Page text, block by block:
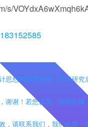
s/
思想和原理使用，学习研
谢谢！若您认为「探码先
，请联系我们，我们会第一